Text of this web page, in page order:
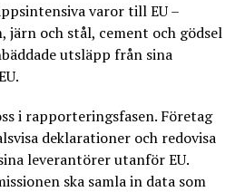
varor till EU –
järn och stål, cement och gödsel
utsläpp från sina
i rapporteringsfasen. Företag
deklarationer och redovisa
leverantörer utanför EU.
ska samla in data som